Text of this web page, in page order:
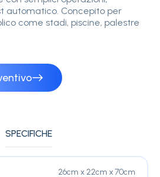
automatico. Concepito per
come stadi, piscine, palestre
SPECIFICHE
26cm x 22cm x 70cm